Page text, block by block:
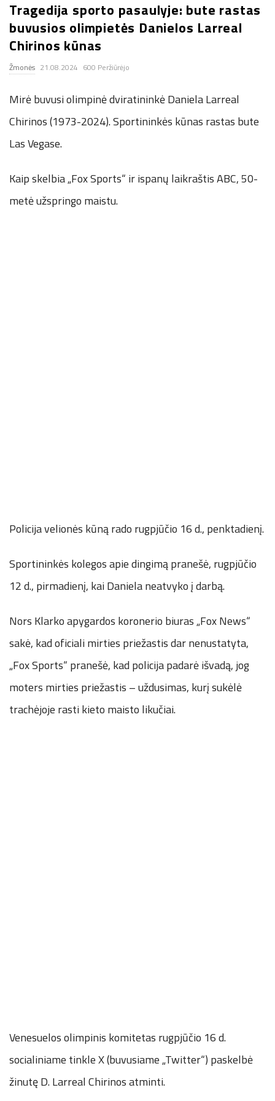
.
c
o
.
u
k
Tragedija sporto pasaulyje: bute rastas
buvusios olimpietės Danielos Larreal
Chirinos kūnas
Žmonės 21.08.2024 600 Peržiūrėjo
Mirė buvusi olimpinė dviratininkė Daniela Larreal
Chirinos (1973-2024). Sportininkės kūnas rastas bute
Las Vegase.
Kaip skelbia „Fox Sports“ ir ispanų laikraštis ABC, 50-
metė užspringo maistu.
Policija velionės kūną rado rugpjūčio 16 d., penktadienį.
Sportininkės kolegos apie dingimą pranešė, rugpjūčio
12 d., pirmadienį, kai Daniela neatvyko į darbą.
Nors Klarko apygardos koronerio biuras „Fox News“
sakė, kad oficiali mirties priežastis dar nenustatyta,
„Fox Sports“ pranešė, kad policija padarė išvadą, jog
moters mirties priežastis – uždusimas, kurį sukėlė
trachėjoje rasti kieto maisto likučiai.
Venesuelos olimpinis komitetas rugpjūčio 16 d.
socialiniame tinkle X (buvusiame „Twitter“) paskelbė
žinutę D. Larreal Chirinos atminti.